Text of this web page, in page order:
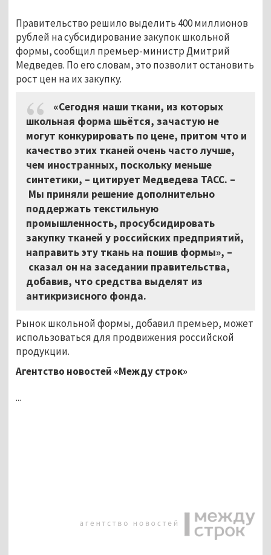
Правительство решило выделить 400 миллионов
рублей на субсидирование закупок школьной
формы, сообщил премьер-министр Дмитрий
Медведев. По его словам, это позволит остановить
рост цен на их закупку.
«Сегодня наши ткани, из которых
школьная форма шьётся, зачастую не
могут конкурировать по цене, притом что и
качество этих тканей очень часто лучше,
чем иностранных, поскольку меньше
синтетики, – цитирует Медведева ТАСС. –
Мы приняли решение дополнительно
поддержать текстильную
промышленность, просубсидировать
закупку тканей у российских предприятий,
направить эту ткань на пошив формы», –
сказал он на заседании правительства,
добавив, что средства выделят из
антикризисного фонда.
Рынок школьной формы, добавил премьер, может
использоваться для продвижения российской
продукции.
Агентство новостей «Между строк»
...